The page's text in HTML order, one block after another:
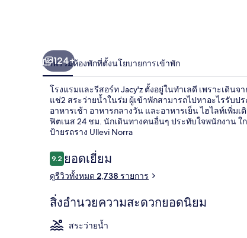
124+
ภาพรวมห้องพักที่ตั้งนโยบายการเข้าพัก
โรงแรมและรีสอร์ท Jacy'z ตั้งอยู่ในทำเลดี เพราะเดินจ
แช่2 สระว่ายน้ำในร่ม ผู้เข้าพักสามารถไปหาอะไรรับป
อาหารเช้า อาหารกลางวัน และอาหารเย็น ไฮไลท์เพิ่ม
ฟิตเนส 24 ชม. นักเดินทางคนอื่นๆ ประทับใจพนักงาน ใ
ป้ายรถราง Ullevi Norra
รีวิว
9.29.2 จาก 10
ยอดเยี่ยม
ดูรีวิวทั้งหมด 2,738 รายการ
สิ่งอำนวยความสะดวกยอดนิยม
สระว่ายน้ำ